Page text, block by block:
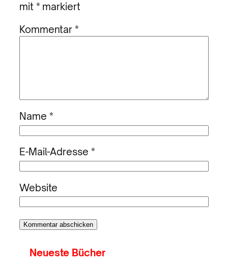
mit * markiert
Kommentar*
Name *
E-Mail-Adresse *
Website
Neueste Bücher